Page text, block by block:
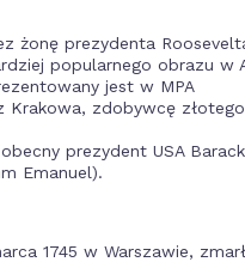
żonę prezydenta
popularnego obrazu w
jest w MPA
zdobywcę
prezydent USA
Emanuel).
1745 w Warszawie,